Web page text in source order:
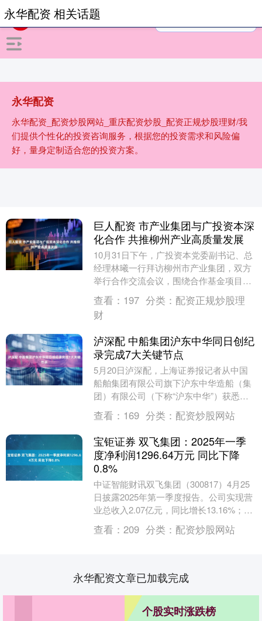
永华配资
永华配资_配资炒股网站_重庆配资炒股_配资正规炒股理财/我
们提供个性化的投资咨询服务，根据您的投资需求和风险偏
好，量身定制适合您的投资方案。
永华配资 相关话题
巨人配资 市产业集团与广投资本深
化合作 共推柳州产业高质量发展
10月31日下午，广投资本党委副书记、总
经理林曦一行拜访柳州市产业集团，双方
举行合作交流会议，围绕合作基金项目及
投资落地项目投后赋能、落地场景打造、
柳州本地产业....
查看： 197 分类： 配资正规炒股理
财
泸深配 中船集团沪东中华同日创纪
录完成7大关键节点
5月20日泸深配，上海证券报记者从中国
船舶集团有限公司旗下沪东中华造船（集
团）有限公司（下称“沪东中华”）获悉，
该公司在5月19日完成1船命名、2型新船
意向书签....
查看： 169 分类： 配资炒股网站
宝钜证券 双飞集团：2025年一季
度净利润1296.64万元 同比下降
0.8%
中证智能财讯双飞集团（300817）4月25
日披露2025年第一季度报告。公司实现营
业总收入2.07亿元，同比增长13.16%；归
母净利润1296.64万元，同....
查看： 209 分类： 配资炒股网站
永华配资文章已加载完成
个股实时涨跌榜